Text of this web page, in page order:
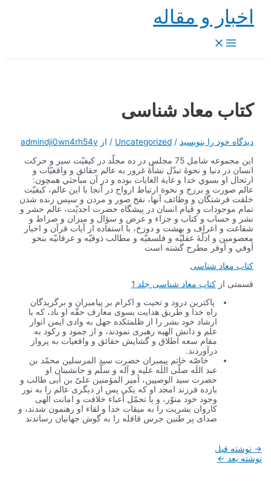
پرش
محتوااخبار و مقاله
Main
Menu
کتاب معاد شناسی
دیدگاه‌ خود را بنویسید /
Uncategorized / از admindji0wn4rh54y
اين مجموعه شامل 75 مجلس در ده مجلّد در كيفيّت سير و حركت
انسان در دنيا و نحوۀ تبدّل نشأۀ غرور به عالم حقائق و واقعيّات و
ارتحال او بسوي خدا و غاية الغايات بوده و در آن مباحثي همچون:
عالم صورت و برزخ و نحوة ارتباط ارواح در آنجا با اين عالم، كيفيّت
خلقت فرشتگان و وظائف آنها، نفخ صور و مردن و سپس زنده شدن
تمام موجودات و قيام انسان در پيشگاه حضرت احديّت، عالم حشر و
نشر و حساب و كتاب و جزاء و عرض و سؤال و ميزان و صراط و
شفاعت و اعراف و بهشت و دوزخ، با استفاده از آيات قرآن و اخبار
معصومين و ادلّۀ عقليّه و فلسفيّه و مطالب ذوقيّه و عرفانيّه بنحو
أوفي و أوفر مطرح گشته است
کتاب معاد شناسی
قسمتی ازکتاب معاد شناسی جلد 1
پاكترین درود و تحیت و اكرام بر پیامبران و برگزیدگان
راه خدا و طریق هدایت بسوى معارف حقّه او باد، كه با
ارشاد خود بشر را از ظلمتكده جهل به وادى ایمن انوار
علم و دانش الهیه رهبرى نمودند، و از جمود و ركود به
مقام سعه اطلاق و گشایش حقائق و واقعیات به پرواز
درآوردند.
خاصّه خاتم پیمبران حضرت سید المرسلین‌ محمّد بن
عبد اللَه‌ صلّى اللَه علیه و آله و سلّم و جانشینان او
حضرت سید الوصیین، أمیر المؤمنین‌ علىّ بن أبى طالب‌ و
یازده فرزند امجد او كه یكى پس از دیگرى عالم را به نور
وجود خود منوّر، و با تحمّل أعباء خلافت و امانت الهى
كاروان بشریت را به میقات خدا و لقاء او رهنمون شدند، و
صداى پر طنین جرس قافله را به گوش جهانیان رساندند
راهبری
نوشته
→ نوشته قبل
نوشته بعد ←